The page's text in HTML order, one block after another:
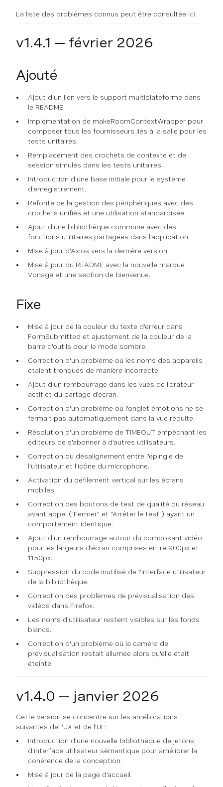
La liste des problèmes connus peut être consultée ici.
v1.4.1 — février 2026
Ajouté
Ajout d'un lien vers le support multiplateforme dans
le README.
Implémentation de makeRoomContextWrapper pour
composer tous les fournisseurs liés à la salle pour les
tests unitaires.
Remplacement des crochets de contexte et de
session simulés dans les tests unitaires.
Introduction d'une base initiale pour le système
d'enregistrement.
Refonte de la gestion des périphériques avec des
crochets unifiés et une utilisation standardisée.
Ajout d'une bibliothèque commune avec des
fonctions utilitaires partagées dans l'application.
Mise à jour d'Axios vers la dernière version.
Mise à jour du README avec la nouvelle marque
Vonage et une section de bienvenue.
Fixe
Mise à jour de la couleur du texte d'erreur dans
FormSubmitted et ajustement de la couleur de la
barre d'outils pour le mode sombre.
Correction d'un problème où les noms des appareils
étaient tronqués de manière incorrecte.
Ajout d'un rembourrage dans les vues de l'orateur
actif et du partage d'écran.
Correction d'un problème où l'onglet émotions ne se
fermait pas automatiquement dans la vue réduite.
Résolution d'un problème de TIMEOUT empêchant les
éditeurs de s'abonner à d'autres utilisateurs.
Correction du désalignement entre l'épingle de
l'utilisateur et l'icône du microphone.
Activation du défilement vertical sur les écrans
mobiles.
Correction des boutons de test de qualité du réseau
avant appel ("Fermer" et "Arrêter le test") ayant un
comportement identique.
Ajout d'un rembourrage autour du composant vidéo
pour les largeurs d'écran comprises entre 900px et
1150px.
Suppression du code inutilisé de l'interface utilisateur
de la bibliothèque.
Correction des problèmes de prévisualisation des
vidéos dans Firefox.
Les noms d'utilisateur restent visibles sur les fonds
blancs.
Correction d'un problème où la caméra de
prévisualisation restait allumée alors qu'elle était
éteinte.
v1.4.0 — janvier 2026
Cette version se concentre sur les améliorations
suivantes de l'UX et de l'UI :
Introduction d'une nouvelle bibliothèque de jetons
d'interface utilisateur sémantique pour améliorer la
cohérence de la conception.
Mise à jour de la page d'accueil.